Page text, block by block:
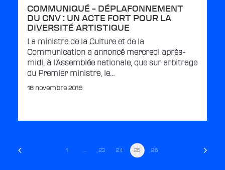
COMMUNIQUÉ – DÉPLAFONNEMENT
DU CNV : UN ACTE FORT POUR LA
DIVERSITÉ ARTISTIQUE
La ministre de la Culture et de la
Communication a annoncé mercredi après-
midi, à l’Assemblée nationale, que sur arbitrage
du Premier ministre, le…
18 novembre 2016
1 23 24 25 26